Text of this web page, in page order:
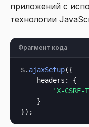
приложений с
технологии
Фрагмент кода
$. ajaxSetup({
    headers: {
'X-CSRF-
    }